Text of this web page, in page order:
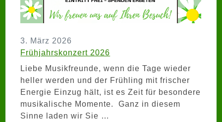
3. März 2026
Frühjahrskonzert 2026
Liebe Musikfreunde, wenn die Tage wieder
heller werden und der Frühling mit frischer
Energie Einzug hält, ist es Zeit für besondere
musikalische Momente. Ganz in diesem
Sinne laden wir Sie …